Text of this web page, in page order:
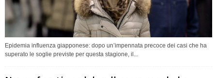
Epidemia influenza giapponese: dopo un’impennata precoce dei casi che ha
superato le soglie previste per questa stagione, il...